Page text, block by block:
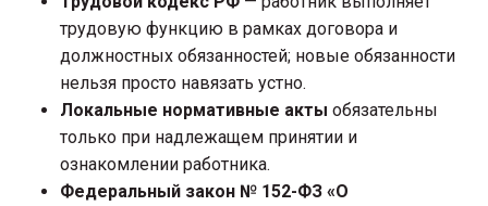
трудовую функцию в рамках договора и
должностных обязанностей; новые обязанности
нельзя просто навязать устно.
Локальные нормативные акты обязательны
только при надлежащем принятии и
ознакомлении работника.
Федеральный закон № 152-ФЗ «О